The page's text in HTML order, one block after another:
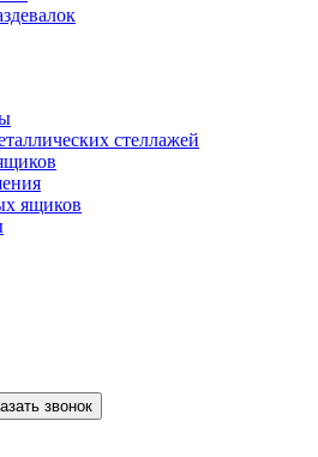
стеллажей
ящиков
звонок